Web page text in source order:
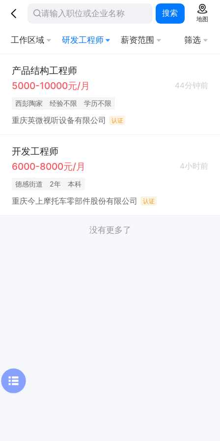
搜索
地图
工作区域 研发工程师 薪资范围 筛选
产品结构工程师
5000-10000元/月
44分钟前
西彭陶家 经验不限 学历不限
重庆英微视听设备有限公司 认证
开发工程师
6000-8000元/月
4小时前
德感街道 2年 本科
重庆今上摩托车零部件股份有限公司 认证
没有更多了